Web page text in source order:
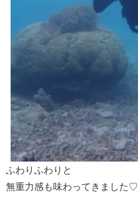
ふわりふわりと
無重力感も味わってきました♡